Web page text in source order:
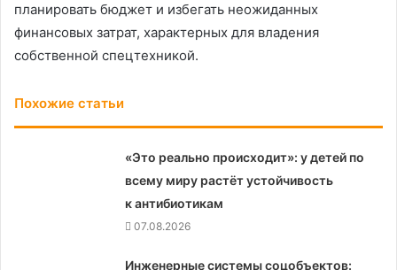
планировать бюджет и избегать неожиданных
финансовых затрат, характерных для владения
собственной спецтехникой.
Похожие статьи
«Это реально происходит»: у детей по
всему миру растёт устойчивость
к антибиотикам
07.08.2026
Инженерные системы соцобъектов: